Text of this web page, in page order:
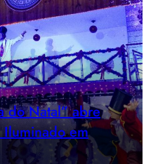
do Natal” abre
em